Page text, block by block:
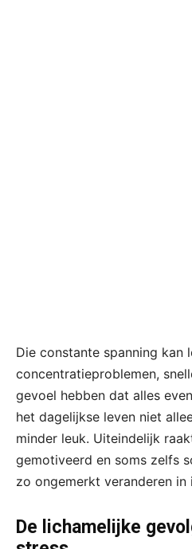
Die constante spanning kan
concentratieproblemen,
gevoel hebben dat alles
het dagelijkse leven niet
minder leuk. Uiteindelijk
gemotiveerd en soms zelfs
zo ongemerkt veranderen
De lichamelijke